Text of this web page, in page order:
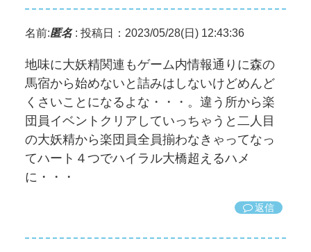
名前:匿名: 投稿日：2023/05/28(日) 12:43:36
地味に大妖精関連もゲーム内情報通りに森の
馬宿から始めないと詰みはしないけどめんど
くさいことになるよな・・・。違う所から楽
団員イベントクリアしていっちゃうと二人目
の大妖精から楽団員全員揃わなきゃってなっ
てハート４つでハイラル大橋超えるハメ
に・・・
返信